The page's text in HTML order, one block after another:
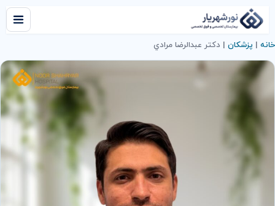
خانه | پزشکان | دكتر عبدالرضا مرادي